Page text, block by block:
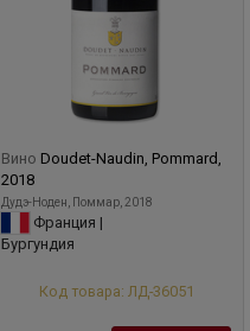
Вино Doudet-Naudin, Pommard,
2018
Дудэ-Ноден, Поммар, 2018
Франция |
Бургундия
Код товара: ЛД-36051